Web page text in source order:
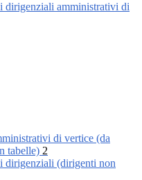
dirigenziali amministrativi di
di vertice (da
tabelle) 2
dirigenziali (dirigenti non